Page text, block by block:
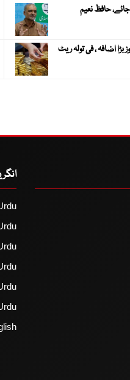
کی جائے، حافظ نعیم
اضافہ ، فی تولہ ریٹ